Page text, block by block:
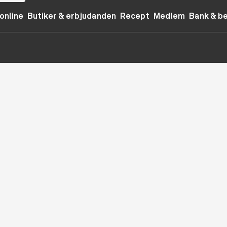
Butiker & erbjudanden Recept Medlem Bank &